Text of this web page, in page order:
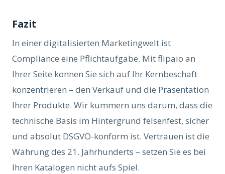
Fazit
In einer digitalisierten Marketingwelt ist
Compliance eine Pflichtaufgabe. Mit flipaio an
Ihrer Seite konnen Sie sich auf Ihr Kernbeschaft
konzentrieren – den Verkauf und die Prasentation
Ihrer Produkte. Wir kummern uns darum, dass die
technische Basis im Hintergrund felsenfest, sicher
und absolut DSGVO-konform ist. Vertrauen ist die
Wahrung des 21. Jahrhunderts – setzen Sie es bei
Ihren Katalogen nicht aufs Spiel.